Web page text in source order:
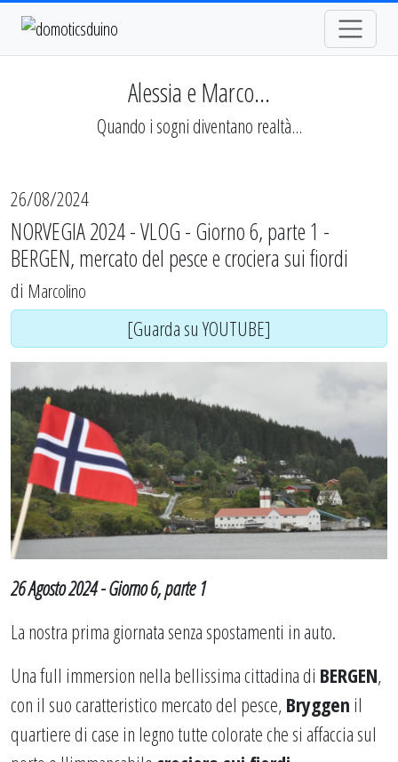
Alessia e Marco...
Quando i sogni diventano realtà...
26/08/2024
NORVEGIA 2024 - VLOG - Giorno 6, parte 1 -
BERGEN, mercato del pesce e crociera sui fiordi
di Marcolino
[Guarda su YOUTUBE]
26 Agosto 2024 - Giorno 6, parte 1
La nostra prima giornata senza spostamenti in auto.
Una full immersion nella bellissima cittadina di BERGEN,
con il suo caratteristico mercato del pesce, Bryggen il
quartiere di case in legno tutte colorate che si affaccia sul